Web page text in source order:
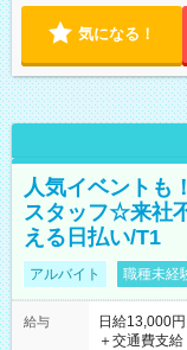
気になる！
人気イベントも
スタッフ☆来社
える日払い/T1
アルバイト 職種未経
給与
日給13,000円
＋交通費支給 ★交通費全額支給！ ┗案件により規定あり ★日払